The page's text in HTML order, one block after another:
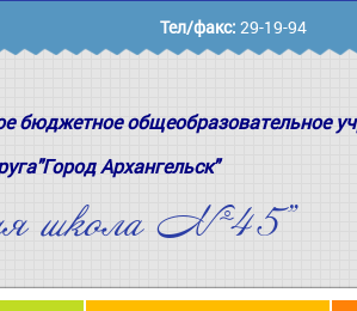
Тел/факс: 29-19-94
бюджетное общеобразовательное
Архангельск"
школа №45"